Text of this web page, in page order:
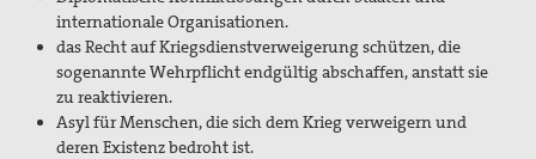
internationale Organisationen.
das Recht auf Kriegsdienstverweigerung schützen, die
sogenannte Wehrpflicht endgültig abschaffen, anstatt sie
zu reaktivieren.
Asyl für Menschen, die sich dem Krieg verweigern und
deren Existenz bedroht ist.